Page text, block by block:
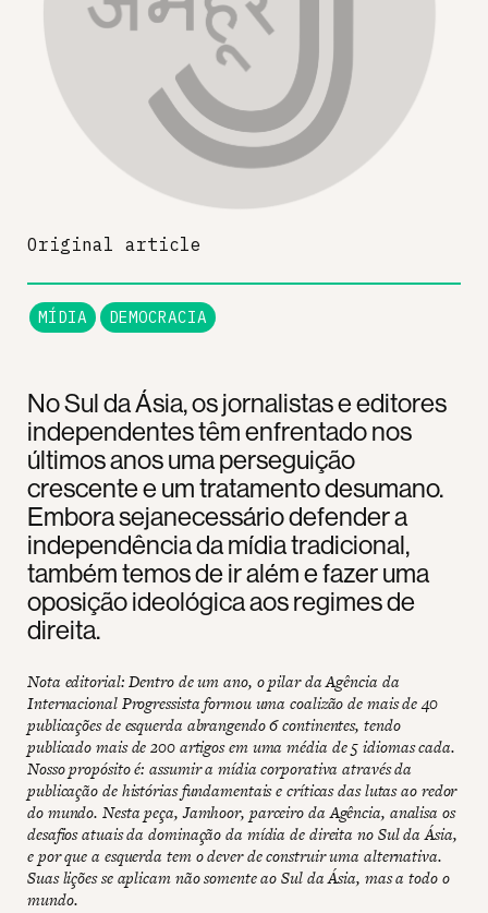
No Sul da Ásia, os jornalistas e editores
independentes têm enfrentado nos
últimos anos uma perseguição
crescente e um tratamento desumano.
Embora sejanecessário defender a
independência da mídia tradicional,
também temos de ir além e fazer uma
oposição ideológica aos regimes de
direita.
Nota editorial: Dentro de um ano, o pilar da Agência da
Internacional Progressista formou uma coalizão de mais de 40
publicações de esquerda abrangendo 6 continentes, tendo
publicado mais de 200 artigos em uma média de 5 idiomas cada.
Nosso propósito é: assumir a mídia corporativa através da
publicação de histórias fundamentais e críticas das lutas ao redor
do mundo. Nesta peça, Jamhoor, parceiro da Agência, analisa os
desafios atuais da dominação da mídia de direita no Sul da Ásia,
e por que a esquerda tem o dever de construir uma alternativa.
Suas lições se aplicam não somente ao Sul da Ásia, mas a todo o
mundo.
Original article
MÍDIA DEMOCRACIA